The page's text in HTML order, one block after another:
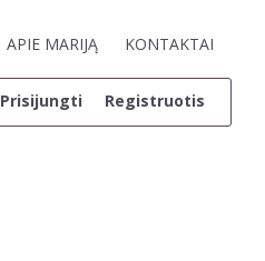
APIE MARIJĄ KONTAKTAI
Prisijungti Registruotis